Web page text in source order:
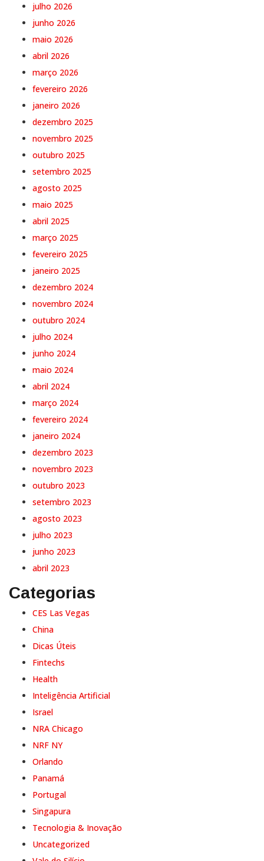
julho 2026
junho 2026
maio 2026
abril 2026
março 2026
fevereiro 2026
janeiro 2026
dezembro 2025
novembro 2025
outubro 2025
setembro 2025
agosto 2025
maio 2025
abril 2025
março 2025
fevereiro 2025
janeiro 2025
dezembro 2024
novembro 2024
outubro 2024
julho 2024
junho 2024
maio 2024
abril 2024
março 2024
fevereiro 2024
janeiro 2024
dezembro 2023
novembro 2023
outubro 2023
setembro 2023
agosto 2023
julho 2023
junho 2023
abril 2023
Categorias
CES Las Vegas
China
Dicas Úteis
Fintechs
Health
Inteligência Artificial
Israel
NRA Chicago
NRF NY
Orlando
Panamá
Portugal
Singapura
Tecnologia & Inovação
Uncategorized